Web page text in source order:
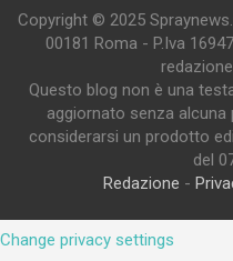
Copyright © 2025
00181 Roma - P.Iva
Questo blog non è una
aggiornato senza
considerarsi un prodotto
del
Redazione -
Change privacy settings